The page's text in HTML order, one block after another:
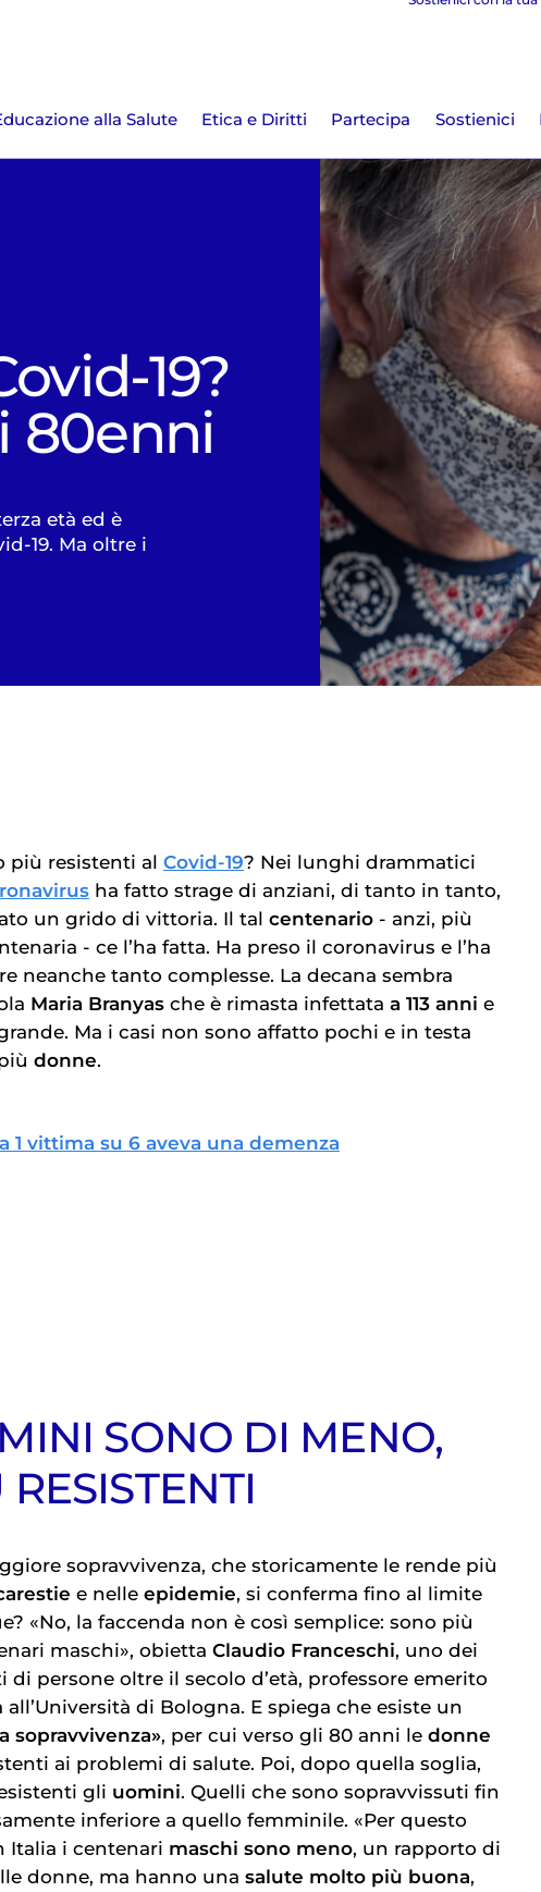
alla Salute Etica e Diritti Partecipa Sostienici
19?
80enni
età ed è
19. Ma oltre i
più resistenti al Covid-19? Nei lunghi drammatici
ha fatto strage di anziani, di tanto in tanto,
un grido di vittoria. Il tal centenario - anzi, più
- ce l’ha fatta. Ha preso il coronavirus e l’ha
neanche tanto complesse. La decana sembra
Maria Branyas che è rimasta infettata a 113 anni e
Ma i casi non sono affatto pochi e in testa
donne.
1 vittima su 6 aveva una demenza
SONO DI MENO,
sopravvivenza, che storicamente le rende più
e nelle epidemie, si conferma fino al limite
«No, la faccenda non è così semplice: sono più
maschi», obietta Claudio Franceschi, uno dei
di persone oltre il secolo d’età, professore emerito
di Bologna. E spiega che esiste un
sopravvivenza», per cui verso gli 80 anni le donne
ai problemi di salute. Poi, dopo quella soglia,
gli uomini. Quelli che sono sopravvissuti fin
inferiore a quello femminile. «Per questo
Italia i centenari maschi sono meno, un rapporto di
donne, ma hanno una salute molto più buona,